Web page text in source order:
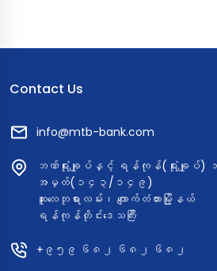
Contact Us
info@mtb-bank.com
ဘဏ်ရုံးချုပ်နှင့် ရန်ကုန်(ရုံးချုပ်)
အမှတ်(၁၄၃/၁၄၉)
ဆူးလေဘုရားလမ်း၊ ကျောက်တံတားမြို့နယ်
ရန်ကုန်တိုင်းဒေသကြီး
+၉၅၉ ၆၈၂ ၆၈၂ ၆၈၂